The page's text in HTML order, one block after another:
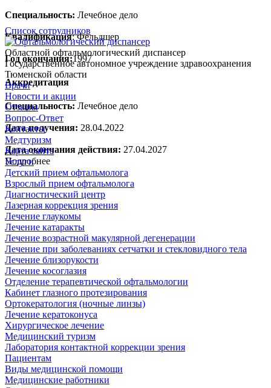
Специальность: Лечебное дело
Квалификация: Фельдшер
Год окончания:1997
Аккредитация
Специальность: Лечебное дело
Дата получения: 28.04.2022
Дата окончания действия: 27.04.2027
Подробнее
Список сотрудников
Областной офтальмологический диспансер
Государственное автономное учреждение здравоохранения
Тюменской области
Врачи
Новости и акции
Отзывы
Вопрос-Ответ
Контакты
Медтуризм
Карта сайта
Услуги
Детский прием офтальмолога
Взрослый прием офтальмолога
Диагностический центр
Лазерная коррекция зрения
Лечение глаукомы
Лечение катаракты
Лечение возрастной макулярной дегенерации
Лечение при заболеваниях сетчатки и стекловидного тела
Лечение близорукости
Лечение косоглазия
Отделение терапевтической офтальмологии
Кабинет глазного протезирования
Ортокератология (ночные линзы)
Лечение кератоконуса
Хирургическое лечение
Медицинский туризм
Лаборатория контактной коррекции зрения
Пациентам
Виды медицинской помощи
Медицинские работники